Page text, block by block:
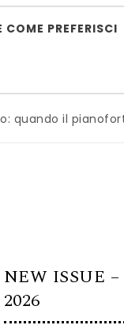
PREFERISCI
il pianoforte
NEW ISSUE –
2026